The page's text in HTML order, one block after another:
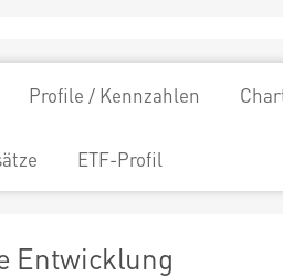
Profile / Kennzahlen
ETF-Profil
Entwicklung